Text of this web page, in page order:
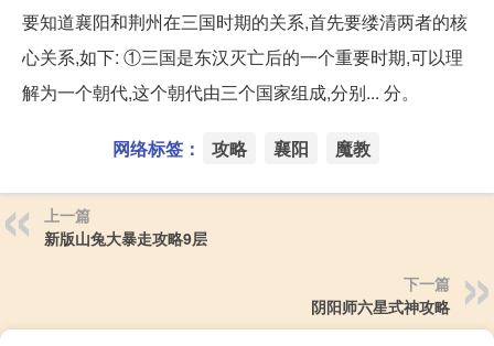
要知道襄阳和荆州在三国时期的关系,首先要缕清两者的核
心关系,如下: ①三国是东汉灭亡后的一个重要时期,可以理
解为一个朝代,这个朝代由三个国家组成,分别... 分。
网络标签： 攻略 襄阳 魔教
上一篇
新版山兔大暴走攻略9层
下一篇
阴阳师六星式神攻略